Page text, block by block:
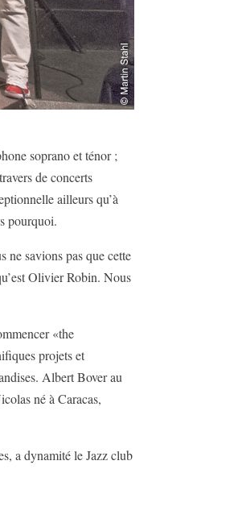
soprano et ténor ;
de concerts
ailleurs qu’à
pourquoi.
savions pas que cette
Olivier Robin. Nous
«the
projets et
Albert Bover au
né à Caracas,
a dynamité le Jazz club